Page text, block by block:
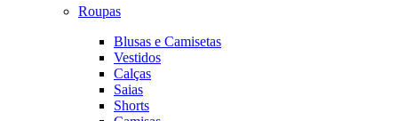
Roupas
Blusas e Camisetas
Vestidos
Calças
Saias
Shorts